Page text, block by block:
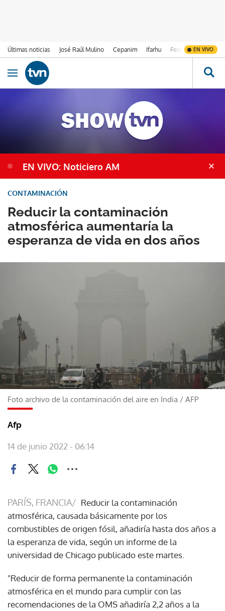
Últimas noticias José Raúl Mulino Cepanim Ifarhu Fenómeno de El
EN VIVO
Ir al contenido
Obrir navegació
EN VIVO: Noticiero AM
Reducir la contaminación
atmosférica aumentaría la
esperanza de vida en dos años
CONTAMINACIÓN
Foto archivo de la contaminación del aire en India / AFP
Afp
14 de junio 2022 - 06:14
PARÍS, FRANCIA/ Reducir la contaminación
atmosférica, causada básicamente por los
combustibles de origen fósil, añadiría hasta dos años a
la esperanza de vida, según un informe de la
universidad de Chicago publicado este martes.
"Reducir de forma permanente la contaminación
atmosférica en el mundo para cumplir con las
recomendaciones de la OMS añadiría 2,2 años a la